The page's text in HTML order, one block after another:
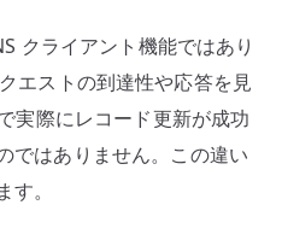
クライアント機能ではあり
エストの到達性や応答を見
実際にレコード更新が成功
ではありません。この違い
。